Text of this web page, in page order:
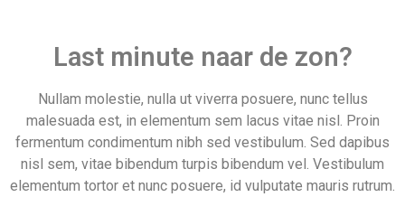
Last minute naar de zon?
Nullam molestie, nulla ut viverra posuere, nunc tellus
malesuada est, in elementum sem lacus vitae nisl. Proin
fermentum condimentum nibh sed vestibulum. Sed dapibus
nisl sem, vitae bibendum turpis bibendum vel. Vestibulum
elementum tortor et nunc posuere, id vulputate mauris rutrum.